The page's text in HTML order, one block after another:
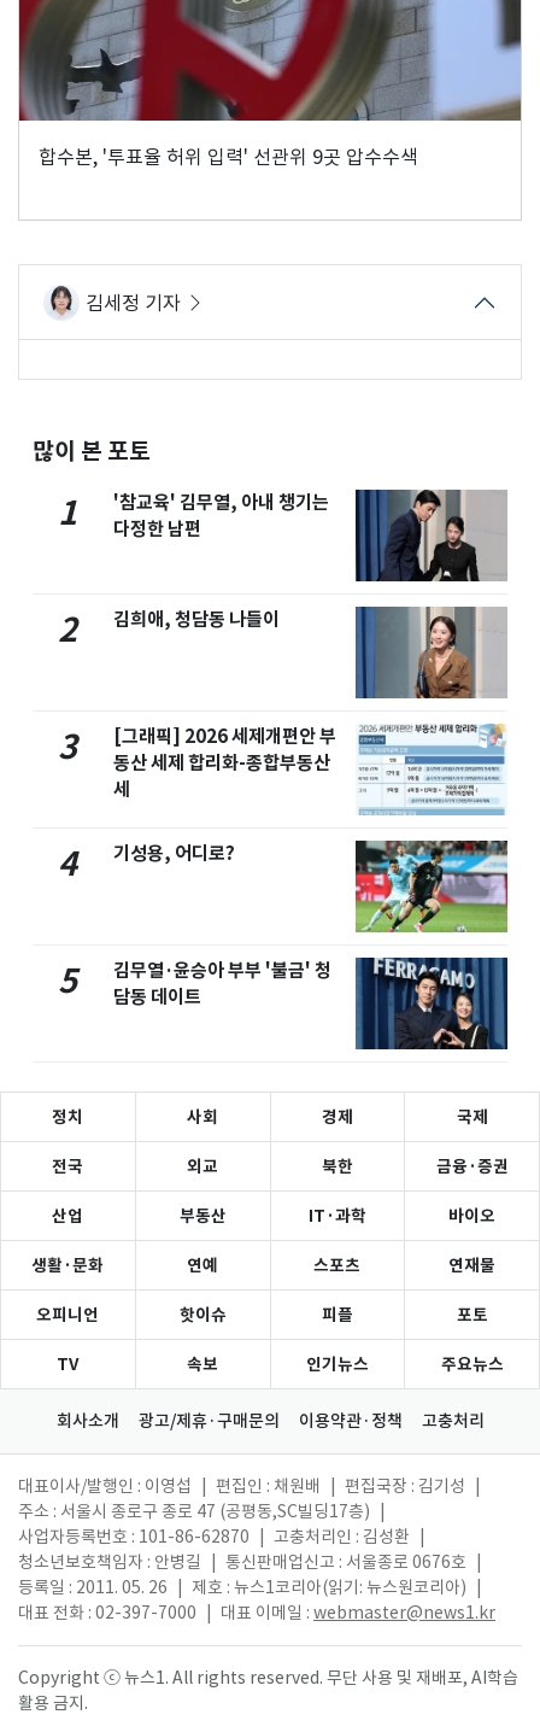
합수본, '투표율 허위 입력' 선관위 9곳 압수수색
김세정 기자
많이 본 포토
1
'참교육' 김무열, 아내 챙기는
다정한 남편
2 김희애, 청담동 나들이
3
[그래픽] 2026 세제개편안 부
동산 세제 합리화-종합부동산
세
4 기성용, 어디로?
5
김무열·윤승아 부부 '불금' 청
담동 데이트
정치 사회 경제 국제
전국 외교 북한 금융·증권
산업 부동산 IT·과학 바이오
생활·문화 연예 스포츠 연재물
오피니언 핫이슈 피플 포토
TV 속보 인기뉴스 주요뉴스
회사소개 광고/제휴·구매문의 이용약관·정책 고충처리
대표이사/발행인 : 이영섭 편집인 : 채원배 편집국장 : 김기성
주소 : 서울시 종로구 종로 47 (공평동,SC빌딩17층)
사업자등록번호 : 101-86-62870
고충처리인 : 김성환
청소년보호책임자 : 안병길
통신판매업신고 : 서울종로 0676호
등록일 : 2011. 05. 26
제호 : 뉴스1코리아(읽기: 뉴스원코리아)
대표 전화 : 02-397-7000
대표 이메일 : webmaster@news1.kr
Copyright ⓒ 뉴스1. All rights reserved. 무단 사용 및 재배포, AI학습
활용 금지.